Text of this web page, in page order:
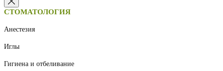
СТОМАТОЛОГИЯ
Анестезия
Иглы
Гигиена и отбеливание